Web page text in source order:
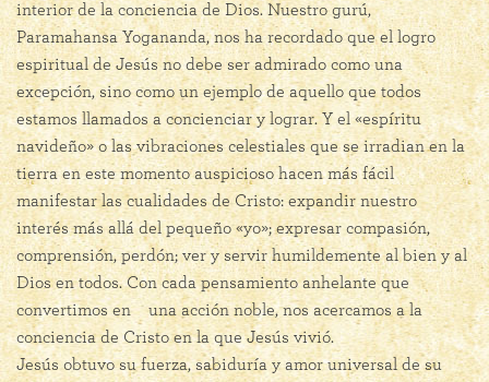
interior de la conciencia de Dios. Nuestro gurú,
Paramahansa Yogananda, nos ha recordado que el logro
espiritual de Jesús no debe ser admirado como una
excepción, sino como un ejemplo de aquello que todos
estamos llamados a concienciar y lograr. Y el «espíritu
navideño» o las vibraciones celestiales que se irradian en la
tierra en este momento auspicioso hacen más fácil
manifestar las cualidades de Cristo: expandir nuestro
interés más allá del pequeño «yo»; expresar compasión,
comprensión, perdón; ver y servir humildemente al bien y al
Dios en todos. Con cada pensamiento anhelante que
convertimos en una acción noble, nos acercamos a la
conciencia de Cristo en la que Jesús vivió.
Jesús obtuvo su fuerza, sabiduría y amor universal de su